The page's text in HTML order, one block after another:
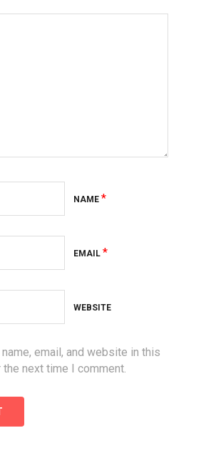
NAME *
EMAIL *
WEBSITE
email, and website in this
next time I comment.